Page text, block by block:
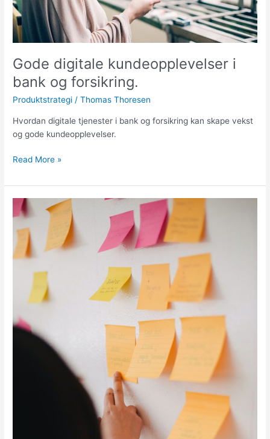
Gode digitale kundeopplevelser i
bank og forsikring.
Produktstrategi /Thomas Thoresen
Hvordan digitale tjenester i bank og forsikring kan skape vekst
og gode kundeopplevelser.
Gode
kundeopplevelser
i
bank
forsikring.
Read More »